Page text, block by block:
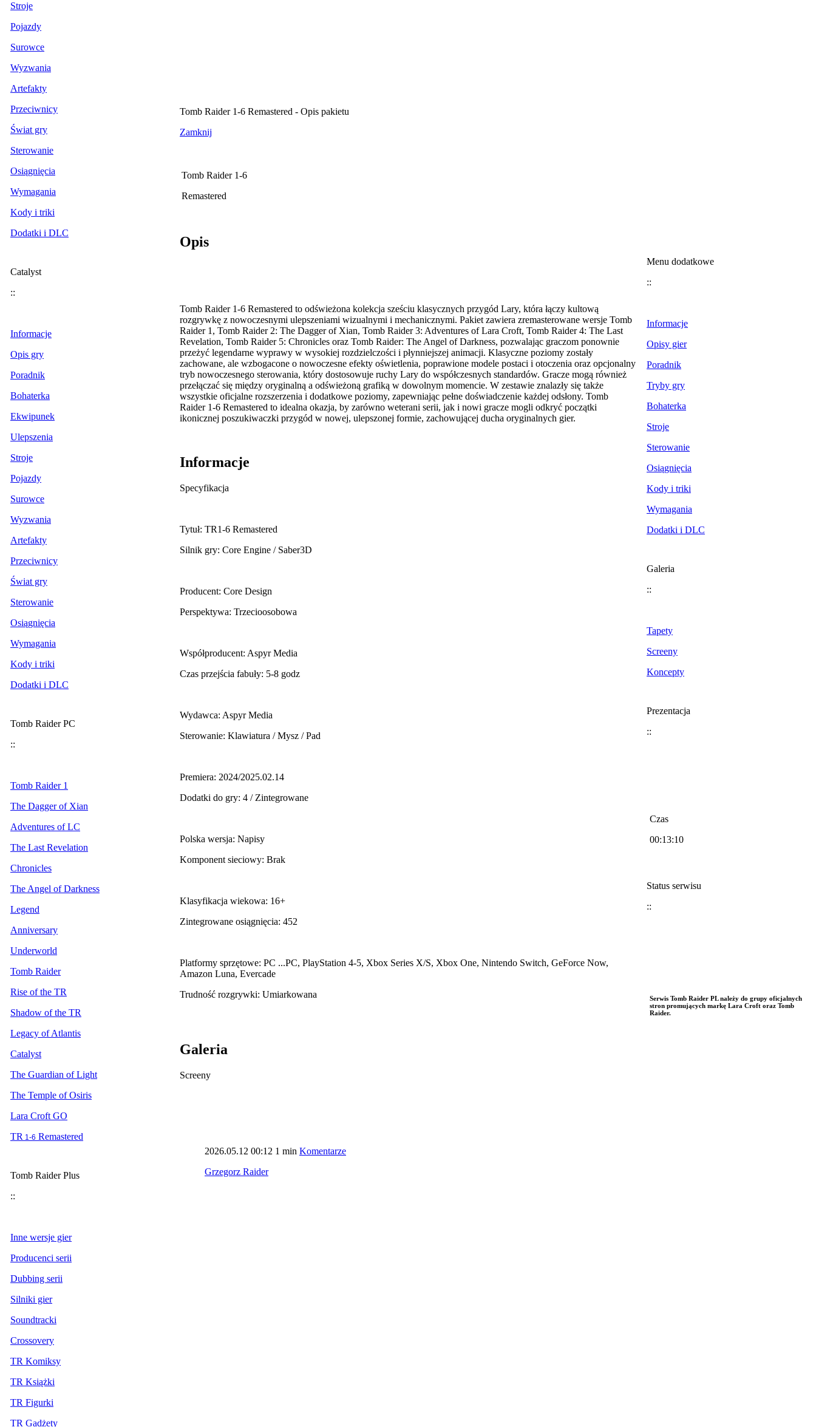
Stroje
Pojazdy
Surowce
Wyzwania
Artefakty
Przeciwnicy
Świat gry
Sterowanie
Osiągnięcia
Wymagania
Kody i triki
Dodatki i DLC
Catalyst
::
Informacje
Opis gry
Poradnik
Bohaterka
Ekwipunek
Ulepszenia
Stroje
Pojazdy
Surowce
Wyzwania
Artefakty
Przeciwnicy
Świat gry
Sterowanie
Osiągnięcia
Wymagania
Kody i triki
Dodatki i DLC
Tomb Raider PC
::
Tomb Raider 1
The Dagger of Xian
Adventures of LC
The Last Revelation
Chronicles
The Angel of Darkness
Legend
Anniversary
Underworld
Tomb Raider
Rise of the TR
Shadow of the TR
Legacy of Atlantis
Catalyst
The Guardian of Light
The Temple of Osiris
Lara Croft GO
TR 1-6 Remastered
Tomb Raider Plus
::
Inne wersje gier
Producenci serii
Dubbing serii
Silniki gier
Soundtracki
Crossovery
TR Komiksy
TR Książki
TR Figurki
TR Gadżety
Tomb Raider 1-6 Remastered - Opis pakietu
Zamknij
Tomb Raider 1-6
Remastered
Opis
Tomb Raider 1-6 Remastered to odświeżona kolekcja sześciu klasycznych przygód Lary, która łączy kultową
rozgrywkę z nowoczesnymi ulepszeniami wizualnymi i mechanicznymi. Pakiet zawiera zremasterowane wersje Tomb
Raider 1, Tomb Raider 2: The Dagger of Xian, Tomb Raider 3: Adventures of Lara Croft, Tomb Raider 4: The Last
Revelation, Tomb Raider 5: Chronicles oraz Tomb Raider: The Angel of Darkness, pozwalając graczom ponownie
przeżyć legendarne wyprawy w wysokiej rozdzielczości i płynniejszej animacji. Klasyczne poziomy zostały
zachowane, ale wzbogacone o nowoczesne efekty oświetlenia, poprawione modele postaci i otoczenia oraz opcjonalny
tryb nowoczesnego sterowania, który dostosowuje ruchy Lary do współczesnych standardów. Gracze mogą również
przełączać się między oryginalną a odświeżoną grafiką w dowolnym momencie. W zestawie znalazły się także
wszystkie oficjalne rozszerzenia i dodatkowe poziomy, zapewniając pełne doświadczenie każdej odsłony. Tomb
Raider 1-6 Remastered to idealna okazja, by zarówno weterani serii, jak i nowi gracze mogli odkryć początki
ikonicznej poszukiwaczki przygód w nowej, ulepszonej formie, zachowującej ducha oryginalnych gier.
Informacje
Specyfikacja
Tytuł: TR1-6 Remastered
Silnik gry: Core Engine / Saber3D
Producent: Core Design
Perspektywa: Trzecioosobowa
Współproducent: Aspyr Media
Czas przejścia fabuły: 5-8 godz
Wydawca: Aspyr Media
Sterowanie: Klawiatura / Mysz / Pad
Premiera: 2024/2025.02.14
Dodatki do gry: 4 / Zintegrowane
Polska wersja: Napisy
Komponent sieciowy: Brak
Klasyfikacja wiekowa: 16+
Zintegrowane osiągnięcia: 452
Platformy sprzętowe: PC ...PC, PlayStation 4-5, Xbox Series X/S, Xbox One, Nintendo Switch, GeForce Now,
Amazon Luna, Evercade
Trudność rozgrywki: Umiarkowana
Galeria
Screeny
2026.05.12 00:12 1 min Komentarze
Grzegorz Raider
Menu dodatkowe
::
Informacje
Opisy gier
Poradnik
Tryby gry
Bohaterka
Stroje
Sterowanie
Osiągnięcia
Kody i triki
Wymagania
Dodatki i DLC
Galeria
::
Tapety
Screeny
Koncepty
Prezentacja
::
Czas
00:13:10
Status serwisu
::
Serwis Tomb Raider PL należy do grupy oficjalnych
stron promujących markę Lara Croft oraz Tomb
Raider.